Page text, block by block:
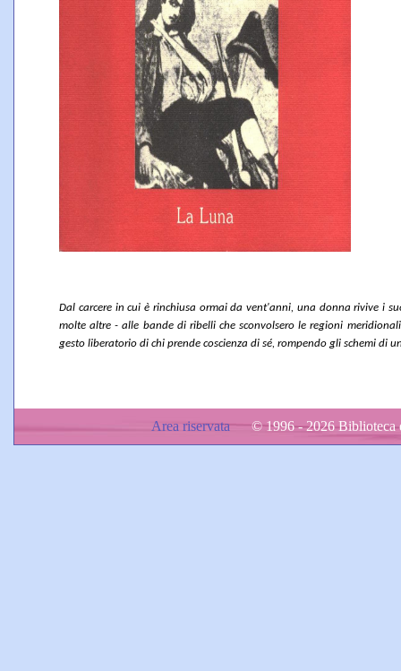
Dal carcere in cui è rinchiusa ormai da vent'anni, una donna rivive i
molte altre - alle bande di ribelli che sconvolsero le regioni
gesto liberatorio di chi prende coscienza di sé, rompendo gli schemi di
Area riservata© 1996 - 2026 Biblioteca